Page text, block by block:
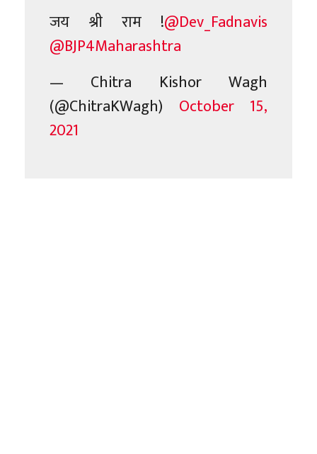
जय श्री राम !@Dev_Fadnavis
@BJP4Maharashtra
— Chitra Kishor Wagh
(@ChitraKWagh) October 15,
2021